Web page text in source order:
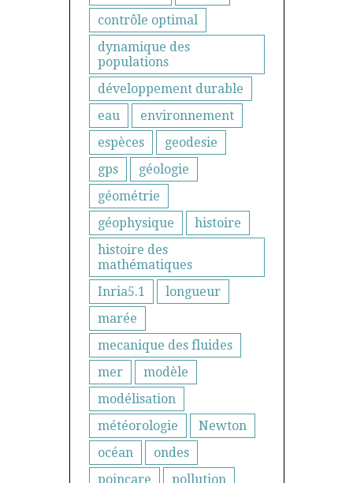
contrôle optimal
dynamique des
populations
développement durable
eau
environnement
espèces
geodesie
gps
géologie
géométrie
géophysique
histoire
histoire des
mathématiques
Inria5.1
longueur
marée
mecanique des fluides
mer
modèle
modélisation
météorologie
Newton
océan
ondes
poincare
pollution